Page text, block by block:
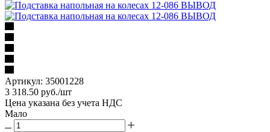
Артикул: 35001228
3 318.50 руб./шт
Цена указана без учета НДС
Мало